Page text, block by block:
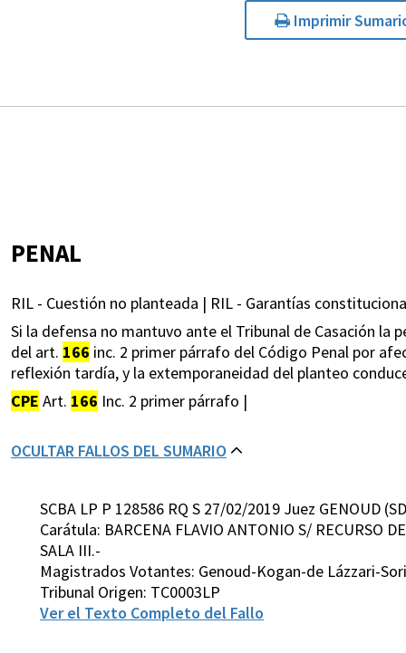
Imprimir
PENAL
RIL - Cuestión no planteada | RIL - Garantías
Si la defensa no mantuvo ante el Tribunal de Casación
del art. 166 inc. 2 primer párrafo del Código Penal por
reflexión tardía, y la extemporaneidad del planteo
CPE Art. 166 Inc. 2 primer párrafo |
OCULTAR FALLOS DEL SUMARIO
SCBA LP P 128586 RQ S 27/02/2019 Juez GENOUD
Carátula: BARCENA FLAVIO ANTONIO S/ RECURSO
SALA III.-
Magistrados Votantes: Genoud-Kogan-de Lázzari-
Tribunal Origen: TC0003LP
Ver el Texto Completo del Fallo